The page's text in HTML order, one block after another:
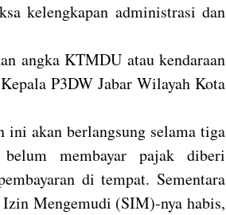
kelengkapan administrasi dan
angka KTMDU atau kendaraan
P3DW Jabar Wilayah Kota
ini akan berlangsung selama tiga
membayar pajak diberi
di tempat. Sementara
Mengemudi (SIM)-nya habis,